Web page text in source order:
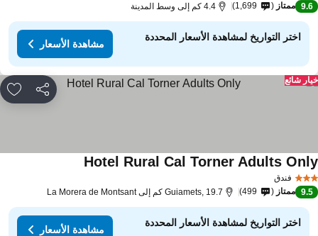
9.6 ممتاز 1,699 4.4 كم إلى وسط المدينة
اختر التواريخ لمشاهدة الأسعار المحددة
مشاهدة الأسعار
مشاركة
شائع
فندق
Hotel Rural Cal Torner Adults
9.5 ممتاز 499 Guiamets, 19.7 كم إلى La Morera de Montsant
اختر التواريخ لمشاهدة الأسعار المحددة
مشاهدة الأسعار